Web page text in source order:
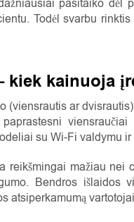
pasitaiko
Todėl svarbu
kiek kainuoja
ar
su Wi-Fi valdymu
reikšmingai mažiau
Bendros
atsiperkamumą